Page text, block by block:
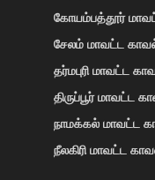
கோயம்பத்தூர்
சேலம் மாவட்ட
தர்மபுரி மாவட்ட
திருப்பூர் மாவட்ட
நாமக்கல் மாவட்ட
நீலகிரி மாவட்ட